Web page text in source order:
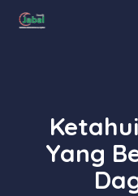
Skip
Yang